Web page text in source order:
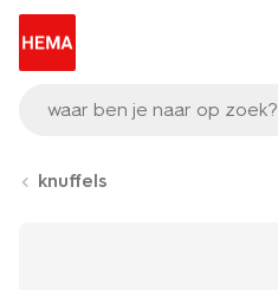
waar ben je naar op zoek?
knuffels